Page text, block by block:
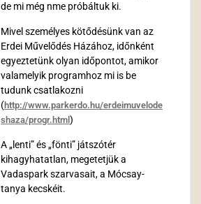
de mi még nme próbáltuk ki.
Mivel személyes kötődésünk van az
Erdei Művelődés Házához, időnként
egyeztetünk olyan időpontot, amikor
valamelyik programhoz mi is be
tudunk csatlakozni
(http://www.parkerdo.hu/erdeimuvelode
shaza/progr.html )
A „lenti” és „fönti” játszótér
kihagyhatatlan, megetetjük a
Vadaspark szarvasait, a Mócsay-
tanya kecskéit.